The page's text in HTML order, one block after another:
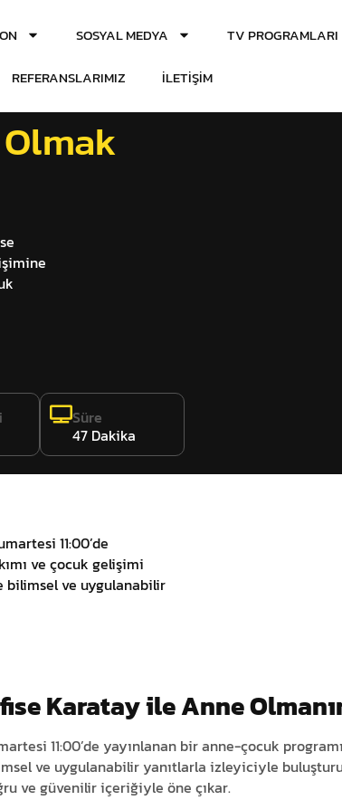
SOSYAL MEDYA TV PROGRAMLARI
REFERANSLARIMIZ İLETIŞIM
Süre
47 Dakika
11:00’de
ve çocuk gelişimi
bilimsel ve uygulanabilir
Karatay ile Anne
11:00’de yayınlanan bir anne-çocuk
ve uygulanabilir yanıtlarla izleyiciyle
ve güvenilir içeriğiyle öne çıkar.